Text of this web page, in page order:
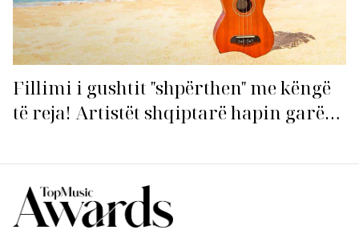
Fillimi i gushtit "shpërthen" me këngë
të reja! Artistët shqiptarë hapin garën